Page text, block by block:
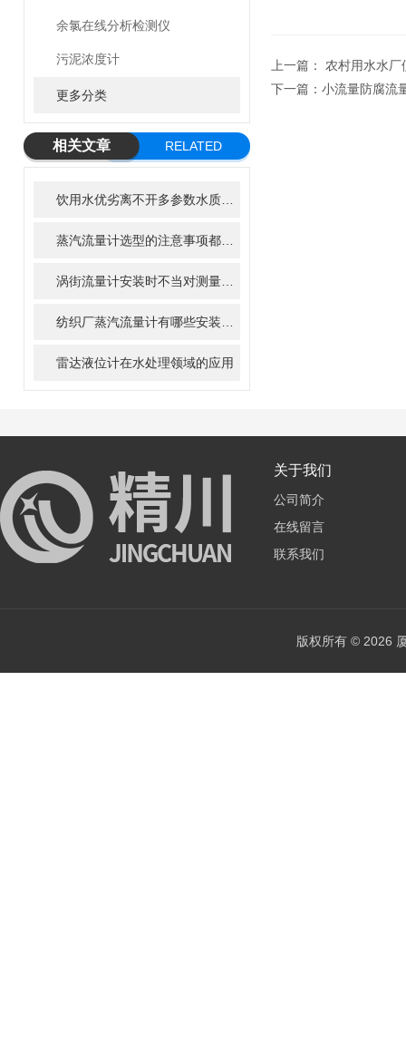
余氯在线分析检测仪
污泥浓度计
更多分类
相关文章
RELATED
雷达液位计在水处理领域的应用
上一篇： 农村用水水厂
下一篇： 小流量防腐流
关于我们
公司简介
在线留言
联系我们
版权所有 © 2026